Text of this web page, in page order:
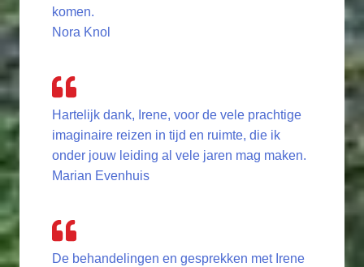
komen.
Nora Knol
Hartelijk dank, Irene, voor de vele prachtige
imaginaire reizen in tijd en ruimte, die ik
onder jouw leiding al vele jaren mag maken.
Marian Evenhuis
De behandelingen en gesprekken met Irene